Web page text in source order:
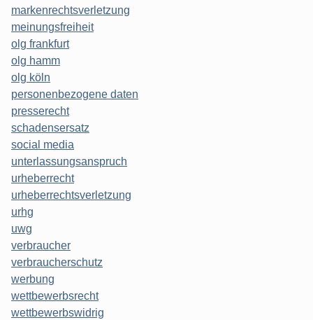
markenrechtsverletzung
meinungsfreiheit
olg frankfurt
olg hamm
olg köln
personenbezogene daten
presserecht
schadensersatz
social media
unterlassungsanspruch
urheberrecht
urheberrechtsverletzung
urhg
uwg
verbraucher
verbraucherschutz
werbung
wettbewerbsrecht
wettbewerbswidrig